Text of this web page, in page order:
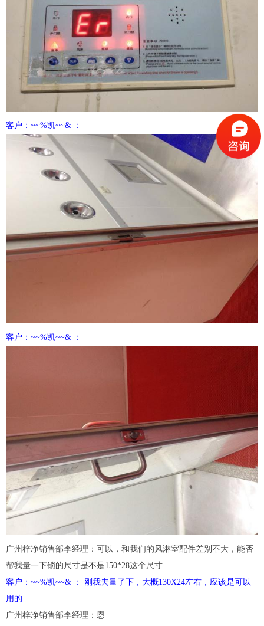
客户：~~%凯~~& ：
客户：~~%凯~~& ：
广州梓净销售部李经理：可以，和我们的风淋室配件差别不大，能否
帮我量一下锁的尺寸是不是150*28这个尺寸
客户：~~%凯~~& ： 刚我去量了下，大概130X24左右，应该是可以
用的
广州梓净销售部李经理：恩